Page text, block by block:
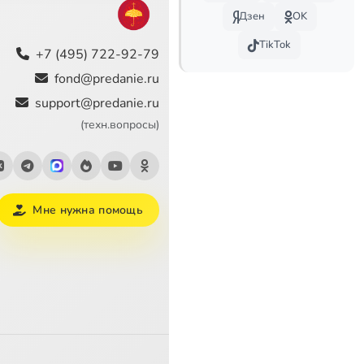
3:14
2:25
4:43
3:01
+7 (495) 722-92-79
fond@predanie.ru
support@predanie.ru
(техн.вопросы)
Мне нужна помощь
Дзен
OK
TikTok